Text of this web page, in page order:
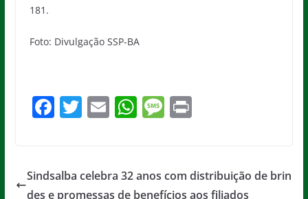
181.
Foto: Divulgação SSP-BA
F
e
T
er
E
l
W
s
M
a
Pr
Sindsalba celebra 32 anos com distribuição de brin
des e promessas de benefícios aos filiados